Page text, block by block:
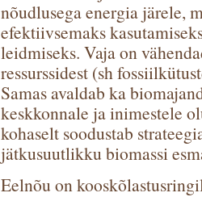
nõudlusega energia järele,
efektiivsemaks
leidmiseks. Vaja on
ressurssidest (sh
Samas avaldab ka
keskkonnale ja inimestele
kohaselt soodustab
jätkusuutlikku biomassi
Eelnõu on